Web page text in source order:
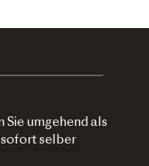
umgehend als
sofort selber